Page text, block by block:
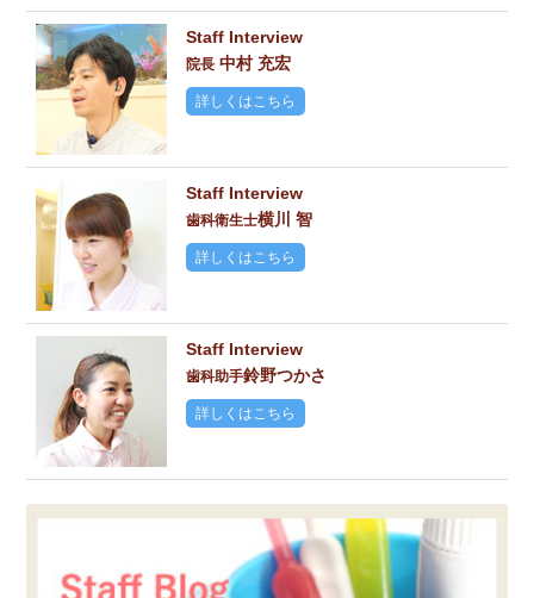
Staff Interview
院長 中村 充宏
詳しくはこちら
Staff Interview
歯科衛生士横川 智
詳しくはこちら
Staff Interview
歯科助手鈴野つかさ
詳しくはこちら